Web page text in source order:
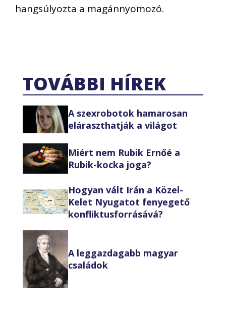
hangsúlyozta a magánnyomozó.
TOVÁBBI HÍREK
A szexrobotok hamarosan
eláraszthatják a világot
Miért nem Rubik Ernőé a
Rubik-kocka joga?
Hogyan vált Irán a Közel-
Kelet Nyugatot fenyegető
konfliktusforrásává?
A leggazdagabb magyar
családok